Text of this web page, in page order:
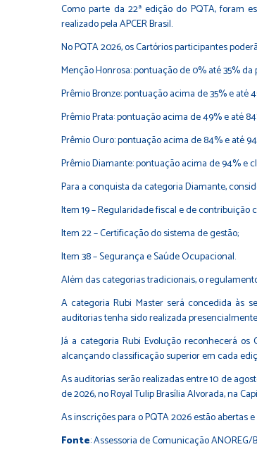
Como parte da 22ª edição do PQTA, foram
realizado pela APCER Brasil.
No PQTA 2026, os Cartórios participantes
Menção Honrosa: pontuação de 0% até 35%
Prêmio Bronze: pontuação acima de 35% e até
Prêmio Prata: pontuação acima de 49% e até
Prêmio Ouro: pontuação acima de 84% e até
Prêmio Diamante: pontuação acima de 94% e
Para a conquista da categoria Diamante,
Item 19 – Regularidade fiscal e de contribuição
Item 22 – Certificação do sistema de gestão;
Item 38 – Segurança e Saúde Ocupacional.
Além das categorias tradicionais, o
A categoria Rubi Master será concedida às
auditorias tenha sido realizada
Já a categoria Rubi Evolução reconhecerá
alcançando classificação superior em cada
As auditorias serão realizadas entre 10 de
de 2026, no Royal Tulip Brasília Alvorada, na
As inscrições para o PQTA 2026 estão abertas
Fonte: Assessoria de Comunicação ANOREG/